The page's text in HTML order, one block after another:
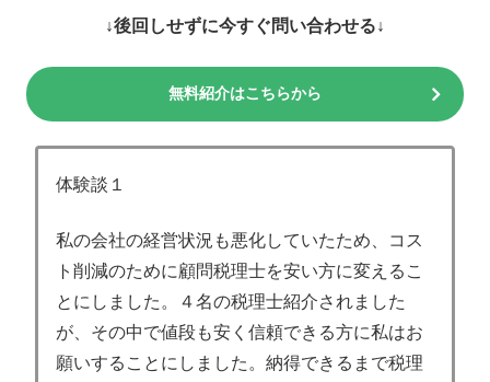
↓後回しせずに今すぐ問い合わせる↓
無料紹介はこちらから
体験談１
私の会社の経営状況も悪化していたため、コス
ト削減のために顧問税理士を安い方に変えるこ
とにしました。４名の税理士紹介されました
が、その中で値段も安く信頼できる方に私はお
願いすることにしました。納得できるまで税理